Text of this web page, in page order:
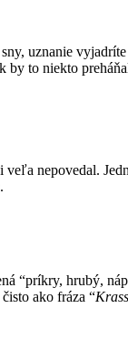
uznanie
by to niekto
nepovedal.
“príkry, hrubý,
ako fráza “Krass